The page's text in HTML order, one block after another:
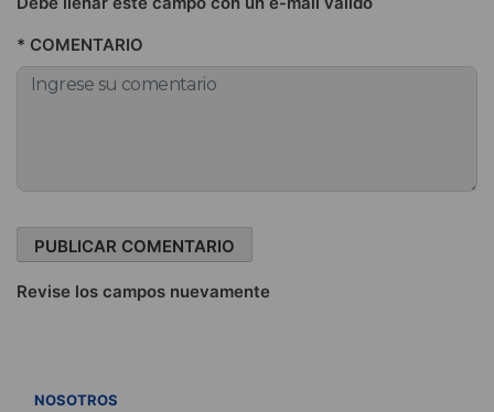
* COMENTARIO
Revise los campos nuevamente
NOSOTROS